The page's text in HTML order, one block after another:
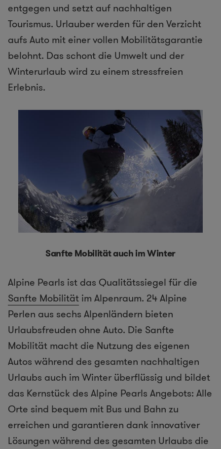
entgegen und setzt auf nachhaltigen
Tourismus. Urlauber werden für den Verzicht
aufs Auto mit einer vollen Mobilitätsgarantie
belohnt. Das schont die Umwelt und der
Winterurlaub wird zu einem stressfreien
Erlebnis.
Sanfte Mobilität auch im Winter
Alpine Pearls ist das Qualitätssiegel für die
Sanfte Mobilität im Alpenraum. 24 Alpine
Perlen aus sechs Alpenländern bieten
Urlaubsfreuden ohne Auto. Die Sanfte
Mobilität macht die Nutzung des eigenen
Autos während des gesamten nachhaltigen
Urlaubs auch im Winter überflüssig und bildet
das Kernstück des Alpine Pearls Angebots: Alle
Orte sind bequem mit Bus und Bahn zu
erreichen und garantieren dank innovativer
Lösungen während des gesamten Urlaubs die